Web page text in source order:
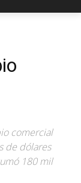
comercial
de dólares
180 mil